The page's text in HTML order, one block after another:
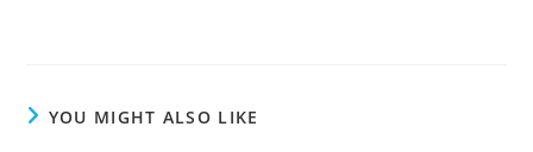
YOU MIGHT ALSO LIKE